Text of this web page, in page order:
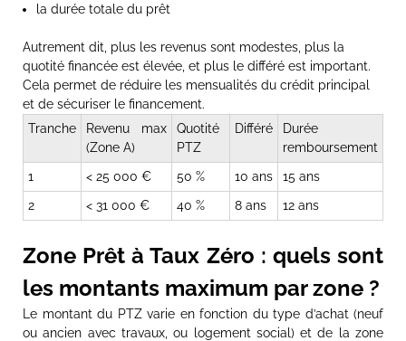
la durée totale du prêt
Autrement dit, plus les revenus sont modestes, plus la
quotité financée est élevée, et plus le différé est important.
Cela permet de réduire les mensualités du crédit principal
et de sécuriser le financement.
Tranche
Revenu max
(Zone A)
Quotité
PTZ
Différé
Durée
remboursement
1
< 25 000 € 50 % 10 ans
15 ans
2
< 31 000 € 40 % 8 ans 12 ans
Zone Prêt à Taux Zéro : quels sont
les montants maximum par zone ?
Le montant du PTZ varie en fonction du type d’achat (neuf
ou ancien avec travaux, ou logement social) et de la zone